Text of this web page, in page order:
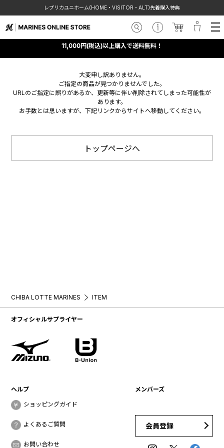
レプリカユニホーム(HOME・VISITOR・ALT)先着購入特典
11,000円(税込)以上購入で送料無料！
大変申し訳ありません。
ご指定の商品が見つかりませんでした。
URLのご指定に誤りがあるか、更新等に伴い削除されてしまった可能性が
あります。
お手数とは思いますが、下記リンクからサイトへ移動してください。
トップページへ
CHIBA LOTTE MARINES ITEM
オフィシャルサプライヤー
ヘルプ
ショッピングガイド
よくあるご質問
お問い合わせ
メンバーズ
会員登録